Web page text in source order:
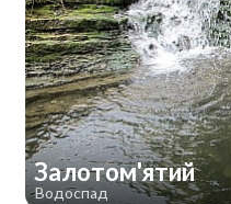
Залотом'ятий
Водоспад